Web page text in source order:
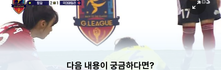
다음 내용이 궁금하다면?